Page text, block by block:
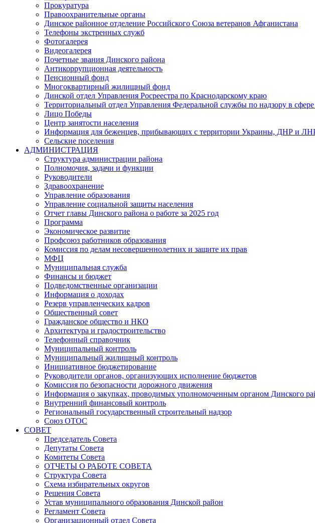
Прокуратура
Правоохранительные органы
Динское районное отделение Российского Союза ветеранов Афганистана
Телефоны экстренных служб
Фотогалерея
Видеогалерея
Почетные звания Динского района
Антикоррупционная деятельность
Пенсионный фонд
Многоквартирный жилищный фонд
Динской отдел Управления Росреестра по Краснодарскому краю
Территориальный отдел Управления Федеральной службы по надзору в
Лицо Победы
Центр занятости населения
Информация для беженцев, прибывающих с территории Украины, ДНР и
Сельские поселения
АДМИНИСТРАЦИЯ
Структура администрации района
Полномочия, задачи и функции
Руководители
Здравоохранение
Управление образования
Управление социальной защиты населения
Отчет главы Динского района о работе за 2025 год
Программа
Экономическое развитие
Профсоюз работников образования
Комиссия по делам несовершеннолетних и защите их прав
МФЦ
Муниципальная служба
Финансы и бюджет
Подведомственные организации
Информация о доходах
Резерв управленческих кадров
Общественный совет
Гражданское общество и НКО
Архитектура и градостроительство
Телефонный справочник
Муниципальный контроль
Муниципальный жилищный контроль
Инициативное бюджетирование
Руководители органов, организующих исполнение бюджетов
Комиссия по безопасности дорожного движения
Информация о закупках, проводимых уполномоченным органом Динского
Внутренний финансовый контроль
Региональный государственный строительный надзор
Союз ОТОС
СОВЕТ
Председатель Совета
Депутаты Совета
Комитеты Совета
ОТЧЕТЫ О РАБОТЕ СОВЕТА
Структура Совета
Схема избирательных округов
Решения Совета
Устав муниципального образования Динской район
Регламент Совета
Организационный отдел Совета